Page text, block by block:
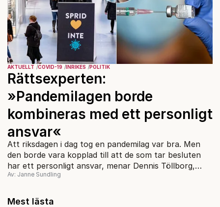
AKTUELLT COVID-19 INRIKES POLITIK
Rättsexperten:
»Pandemilagen borde
kombineras med ett personligt
ansvar«
Att riksdagen i dag tog en pandemilag var bra. Men
den borde vara kopplad till att de som tar besluten
har ett personligt ansvar, menar Dennis Töllborg,
professor i rättsvetenskap.
Av: Janne Sundling
Mest lästa